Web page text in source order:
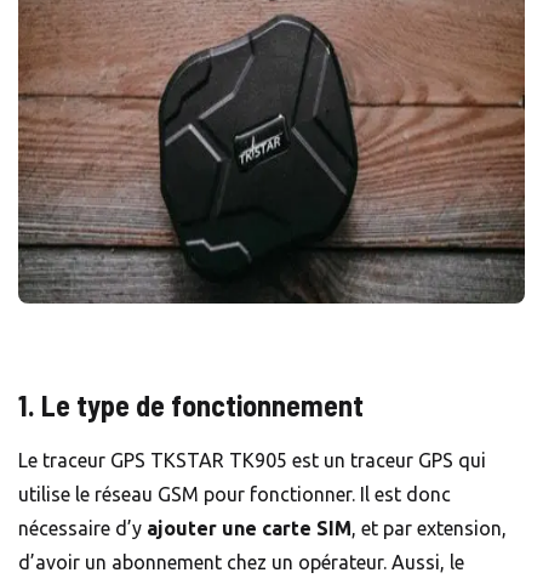
1. Le type de fonctionnement
Le traceur GPS TKSTAR TK905 est un traceur GPS qui
utilise le réseau GSM pour fonctionner. Il est donc
nécessaire d’y ajouter une carte SIM, et par extension,
d’avoir un abonnement chez un opérateur. Aussi, le